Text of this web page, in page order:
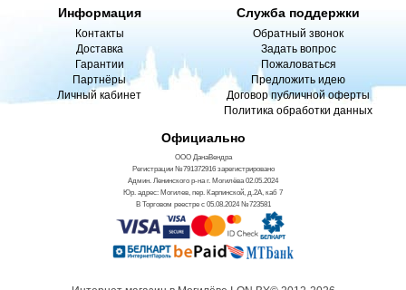
Информация
Контакты
Доставка
Гарантии
Партнёры
Личный кабинет
Служба поддержки
Обратный звонок
Задать вопрос
Пожаловаться
Предложить идею
Договор публичной оферты
Политика обработки данных
Официально
ООО ДанаВендра
Регистрации №791372916 зарегистрировано
Админ. Ленинского р-на г. Могилёва 02.05.2024
Юр. адрес: Могилев, пер. Карпинской, д.2А, каб 7
В Торговом реестре с 05.08.2024 №723581